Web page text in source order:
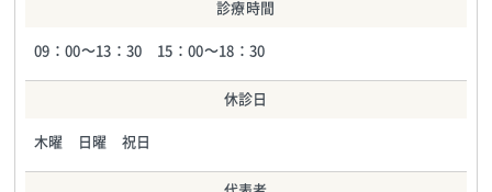
診療時間
09：00～13：30 15：00～18：30
休診日
木曜 日曜 祝日